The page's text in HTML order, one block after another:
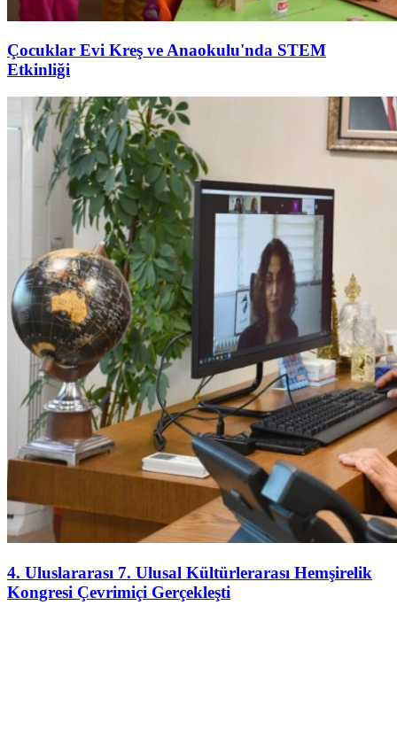
Çocuklar Evi Kreş ve Anaokulu'nda STEM
Etkinliği
4. Uluslararası 7. Ulusal Kültürlerarası Hemşirelik
Kongresi Çevrimiçi Gerçekleşti